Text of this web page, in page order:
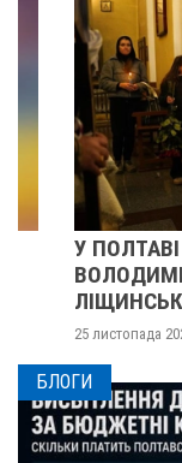
У ПОЛТАВІ
ЛІЩИНСЬКИМ
25 листопада 2025 0
БЛОГИ